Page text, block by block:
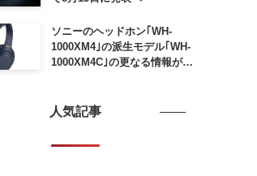
ソニーのヘッドホン｢WH-
1000XM4｣の派生モデル｢WH-
1000XM4C｣の更なる情報が明
人気記事